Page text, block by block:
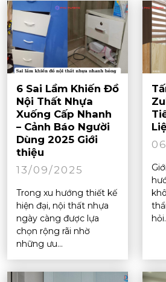
6 Sai Lầm Khiến Đồ
Nội Thất Nhựa
Xuống Cấp Nhanh
– Cảnh Báo Người
Dùng 2025 Giới
thiệu
13/09/2025
Trong xu hướng thiết kế
hiện đại, nội thất nhựa
ngày càng được lựa
chọn rộng rãi nhờ
những ưu...